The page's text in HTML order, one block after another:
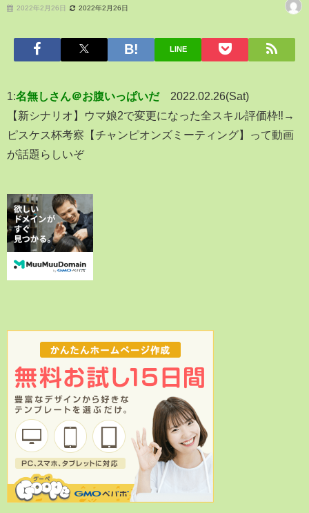
2022年2月26日 2022年2月26日
LINE
1:名無しさん＠お腹いっぱいだ
2022.02.26(Sat)
【新シナリオ】ウマ娘2で変更になった全スキル評価枠‼→
ピスケス杯考察【チャンピオンズミーティング】って動画
が話題らしいぞ